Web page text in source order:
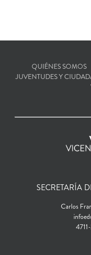
QUIÉNES SOMOS
JUVENTUDES Y
SECRETARÍA
Carlos